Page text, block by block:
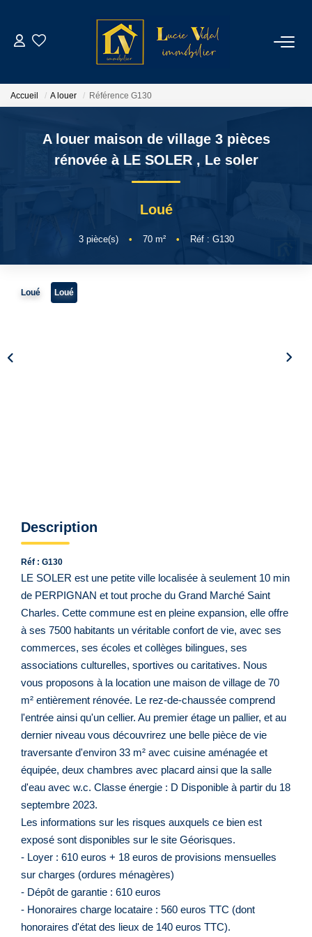
GESTION LOCATIVE
CONTACT
Accueil A louer Référence G130
A louer maison de village 3 pièces
rénovée à LE SOLER , Le soler
Loué
3pièce(s) • 70m² • Réf : G130
Loué Loué
Description
Réf : G130
LE SOLER est une petite ville localisée à seulement 10 min
de PERPIGNAN et tout proche du Grand Marché Saint
Charles. Cette commune est en pleine expansion, elle offre
à ses 7500 habitants un véritable confort de vie, avec ses
commerces, ses écoles et collèges bilingues, ses
associations culturelles, sportives ou caritatives. Nous
vous proposons à la location une maison de village de 70
m² entièrement rénovée. Le rez-de-chaussée comprend
l'entrée ainsi qu'un cellier. Au premier étage un pallier, et au
dernier niveau vous découvrirez une belle pièce de vie
traversante d'environ 33 m² avec cuisine aménagée et
équipée, deux chambres avec placard ainsi que la salle
d'eau avec w.c. Classe énergie : D Disponible à partir du 18
septembre 2023.
Les informations sur les risques auxquels ce bien est
exposé sont disponibles sur le site Géorisques.
- Loyer : 610 euros + 18 euros de provisions mensuelles
sur charges (ordures ménagères)
- Dépôt de garantie : 610 euros
- Honoraires charge locataire : 560 euros TTC (dont
honoraires d'état des lieux de 140 euros TTC).